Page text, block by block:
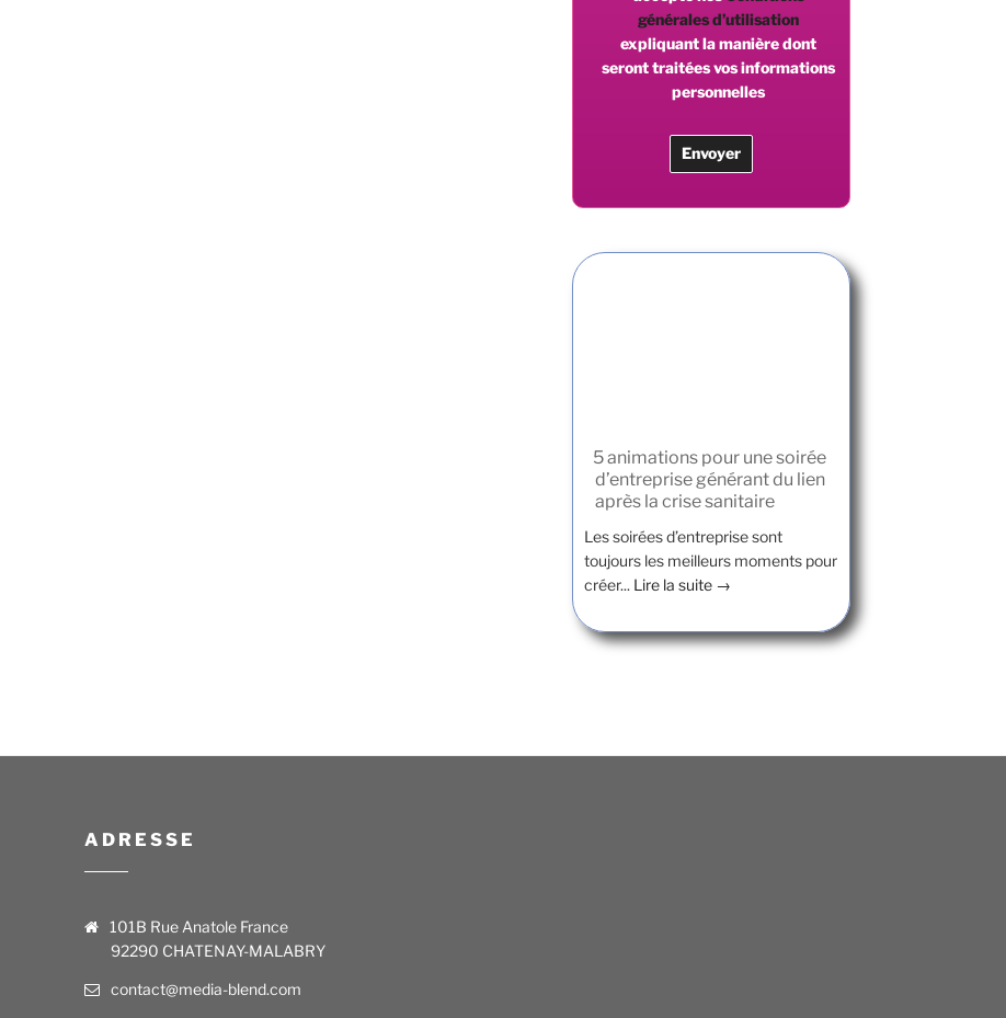
générales d’utilisation
expliquant la manière dont
seront traitées vos informations
personnelles
5 animations pour une soirée
d’entreprise générant du lien
après la crise sanitaire
Les soirées d’entreprise sont
toujours les meilleurs moments pour
créer... Lire la suite →
ADRESSE
101B Rue Anatole France
92290 CHATENAY-MALABRY
contact@media-blend.com